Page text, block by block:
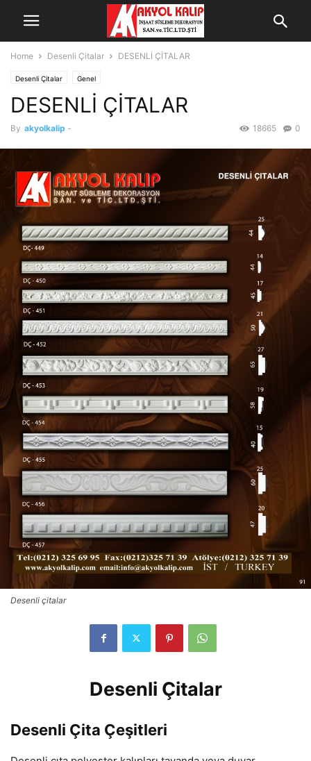
Home Desenli Çitalar DESENLİ ÇİTALAR
Desenli Çitalar Genel
DESENLİ ÇİTALAR
By akyolkalip - 0
18665
Desenli çitalar
Desenli Çitalar
Desenli Çita Çeşitleri